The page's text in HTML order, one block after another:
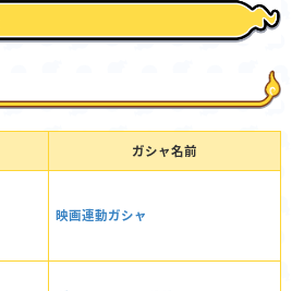
ガシャ名前
映画連動ガシャ